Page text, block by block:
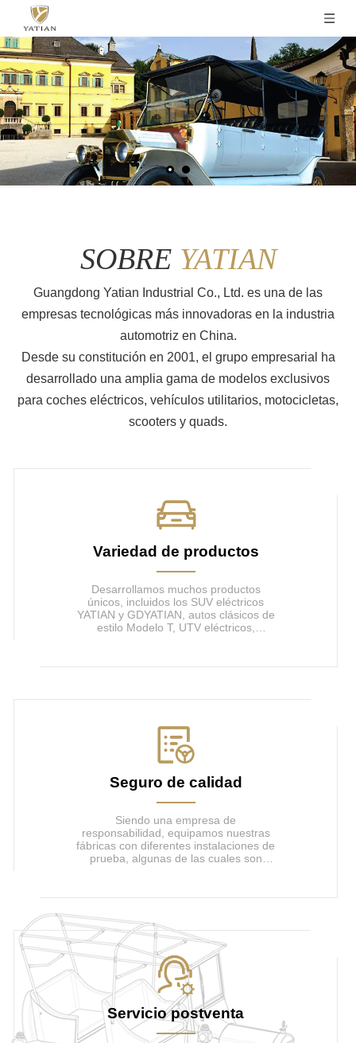
SOBRE YATIAN
Guangdong Yatian Industrial Co., Ltd. es una de las
empresas tecnológicas más innovadoras en la industria
automotriz en China.
Desde su constitución en 2001, el grupo empresarial ha
desarrollado una amplia gama de modelos exclusivos
para coches eléctricos, vehículos utilitarios, motocicletas,
scooters y quads.
Variedad de productos
Desarrollamos muchos productos
únicos, incluidos los SUV eléctricos
YATIAN y GDYATIAN, autos clásicos de
estilo Modelo T, UTV eléctricos,
dispuestos a ser la fábrica OEM de
diferentes marcas.
Seguro de calidad
Siendo una empresa de
responsabilidad, equipamos nuestras
fábricas con diferentes instalaciones de
prueba, algunas de las cuales son
motocicletas, máquinas de
máquina de prueba de frenos, sistema
de prueba de motores, sistema de
prueba de luces, prueba de durabilidad
de amortiguadores Sistema, etc...
Servicio postventa